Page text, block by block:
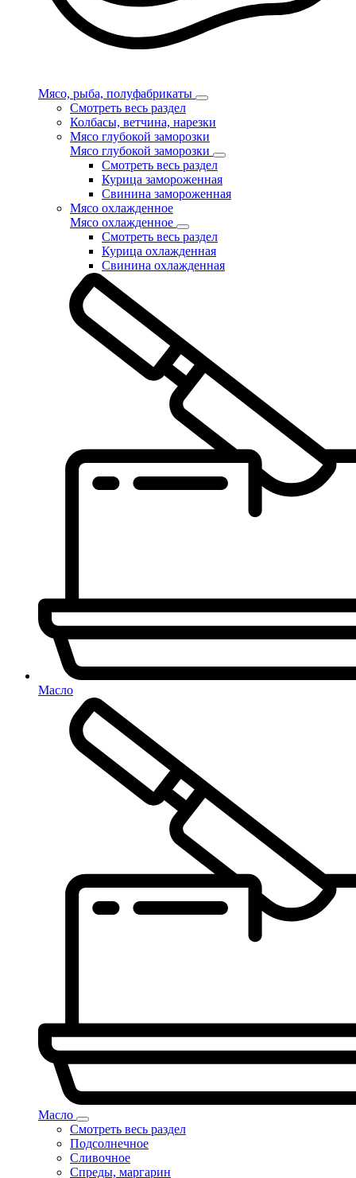
Мясо, рыба, полуфабрикаты
Смотреть весь раздел
Колбасы, ветчина, нарезки
Мясо глубокой заморозки
Мясо глубокой заморозки
Смотреть весь раздел
Курица замороженная
Свинина замороженная
Мясо охлажденное
Мясо охлажденное
Смотреть весь раздел
Курица охлажденная
Свинина охлажденная
Масло
Масло
Смотреть весь раздел
Подсолнечное
Сливочное
Спреды, маргарин